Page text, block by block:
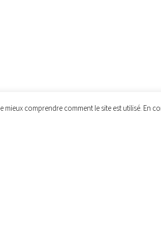
comprendre comment le site est utilisé. En